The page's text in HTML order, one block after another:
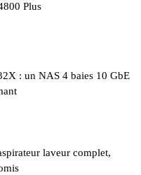
Plus
: un NAS 4 baies 10 GbE
laveur complet,